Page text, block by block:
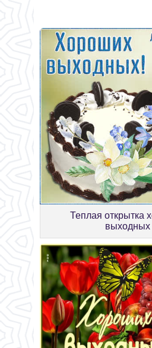
Теплая открытка
выходных